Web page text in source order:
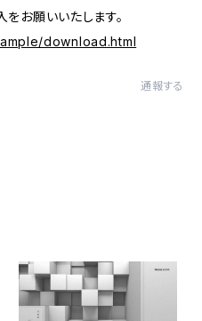
お願いいたします。
download.html
通報する